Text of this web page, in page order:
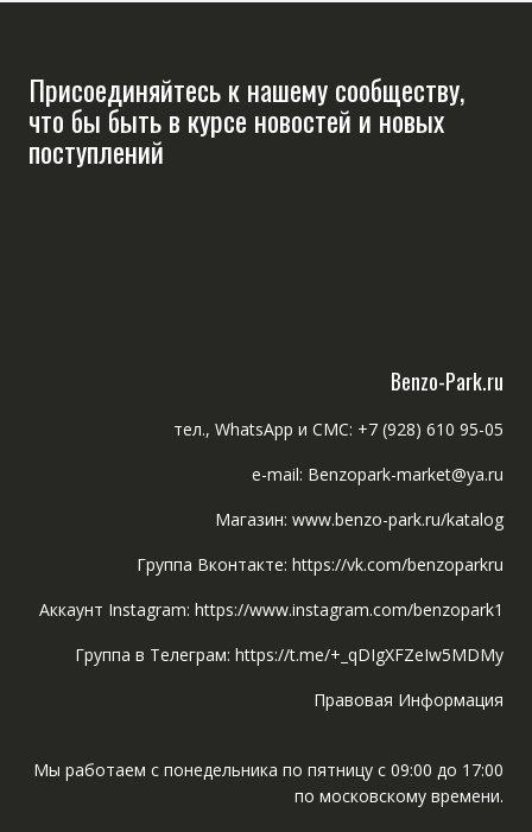
Присоединяйтесь к нашему сообществу,
что бы быть в курсе новостей и новых
поступлений
Benzo-Park.ru
тел., WhatsApp и СМС: +7 (928) 610 95-05
e-mail: Benzopark-market@ya.ru
Магазин: www.benzo-park.ru/katalog
Группа Вконтакте: https://vk.com/benzoparkru
Аккаунт Instagram: https://www.instagram.com/benzopark1
Группа в Телеграм: https://t.me/+_qDIgXFZeIw5MDMy
Правовая Информация
Мы работаем с понедельника по пятницу с 09:00 до 17:00
по московскому времени.